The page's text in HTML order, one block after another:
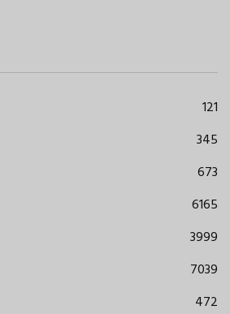
121
345
673
6165
3999
7039
472